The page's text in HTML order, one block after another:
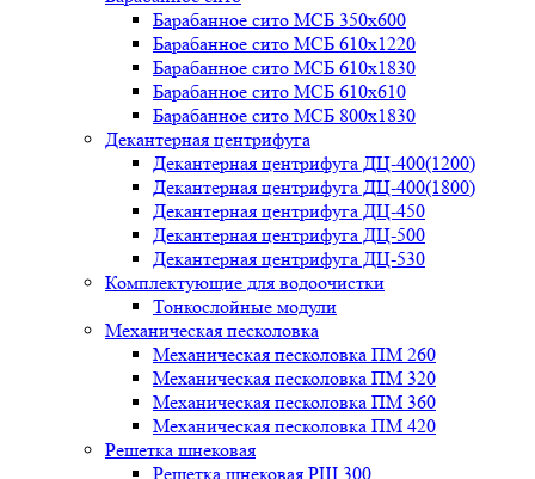
Барабанное сито МСБ 350x600
Барабанное сито МСБ 610x1220
Барабанное сито МСБ 610x1830
Барабанное сито МСБ 610x610
Барабанное сито МСБ 800x1830
Декантерная центрифуга
Декантерная центрифуга ДЦ-400(1200)
Декантерная центрифуга ДЦ-400(1800)
Декантерная центрифуга ДЦ-450
Декантерная центрифуга ДЦ-500
Декантерная центрифуга ДЦ-530
Комплектующие для водоочистки
Тонкослойные модули
Механическая песколовка
Механическая песколовка ПM 260
Механическая песколовка ПM 320
Механическая песколовка ПM 360
Механическая песколовка ПM 420
Решетка шнековая
Решетка шнековая РШ 300